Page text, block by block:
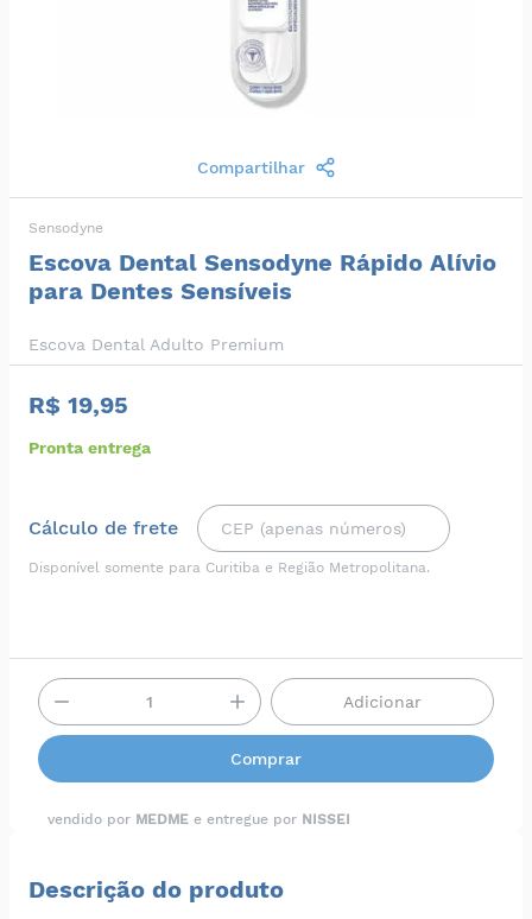
Compartilhar
Sensodyne
Escova Dental Sensodyne Rápido Alívio
para Dentes Sensíveis
Escova Dental Adulto Premium
R$ 19,95
Pronta entrega
Cálculo de frete
Disponível somente para Curitiba e Região Metropolitana.
Adicionar
Comprar
vendido por MEDME e entregue por NISSEI
Descrição do produto